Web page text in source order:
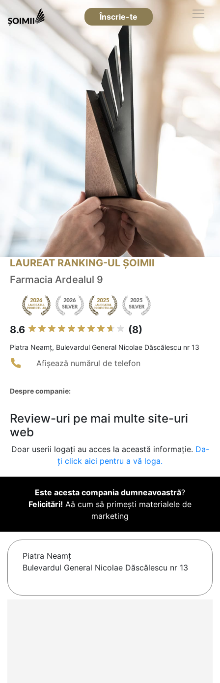
Înscrie-te
LAUREAT RANKING-UL ȘOIMII
Farmacia Ardealul 9
8.6 (8)
Piatra Neamţ, Bulevardul General Nicolae Dăscălescu nr 13
Afișează numărul de telefon
Despre companie:
Review-uri pe mai multe site-uri
web
Doar userii logați au acces la această informație. Da-
ți click aici pentru a vă loga.
Este acesta compania dumneavoastră?
Felicitări! Aă cum să primești materialele de
marketing
Piatra Neamţ
Bulevardul General Nicolae Dăscălescu nr 13